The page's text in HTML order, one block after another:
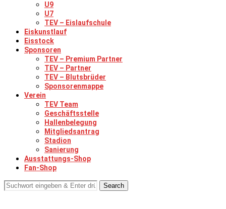
U9
U7
TEV – Eislaufschule
Eiskunstlauf
Eisstock
Sponsoren
TEV – Premium Partner
TEV – Partner
TEV – Blutsbrüder
Sponsorenmappe
Verein
TEV Team
Geschäftsstelle
Hallenbelegung
Mitgliedsantrag
Stadion
Sanierung
Ausstattungs-Shop
Fan-Shop
Search